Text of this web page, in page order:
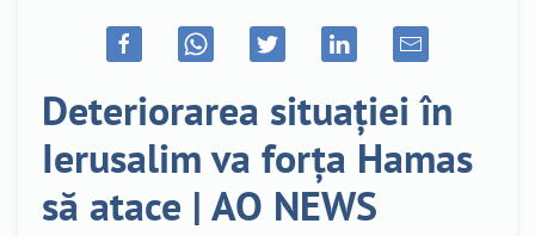
Deteriorarea situației în
Ierusalim va forța Hamas
să atace | AO NEWS